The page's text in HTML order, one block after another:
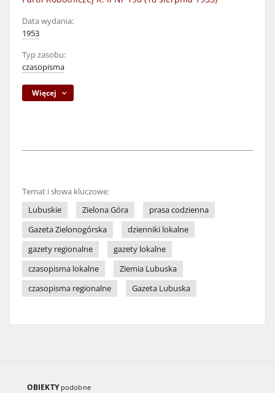
Data wydania:
1953
Typ zasobu:
czasopisma
Więcej
Temat i słowa kluczowe:
Lubuskie
Zielona Góra
prasa codzienna
Gazeta Zielonogórska
dzienniki lokalne
gazety regionalne
gazety lokalne
czasopisma lokalne
Ziemia Lubuska
czasopisma regionalne
Gazeta Lubuska
OBIEKTY podobne